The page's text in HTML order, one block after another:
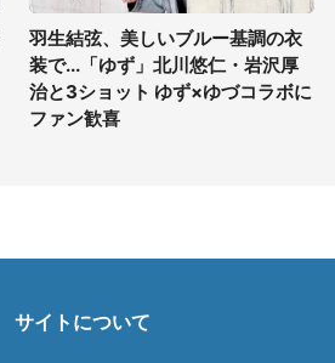
羽生結弦、美しいブルー基調の衣
装で...「ゆず」北川悠仁・岩沢厚
治と3ショット ゆず×ゆづコラボに
ファン歓喜
サイトについて